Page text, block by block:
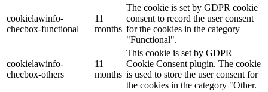
cookielawinfo-
checbox-functional
11
months
The cookie is set by GDPR cookie
consent to record the user consent
for the cookies in the category
"Functional".
cookielawinfo-
checbox-others
11
months
This cookie is set by GDPR
Cookie Consent plugin. The cookie
is used to store the user consent for
the cookies in the category "Other.